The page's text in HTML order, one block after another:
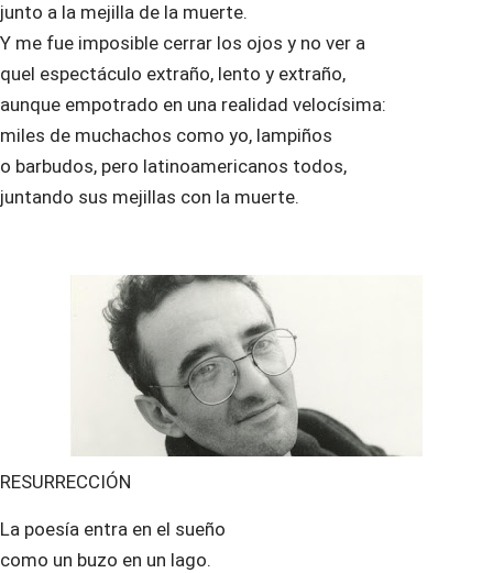
junto a la mejilla de la muerte.
Y me fue imposible cerrar los ojos y no ver a
quel espectáculo extraño, lento y extraño,
aunque empotrado en una realidad velocísima:
miles de muchachos como yo, lampiños
o barbudos, pero latinoamericanos todos,
juntando sus mejillas con la muerte.
RESURRECCIÓN
La poesía entra en el sueño
como un buzo en un lago.